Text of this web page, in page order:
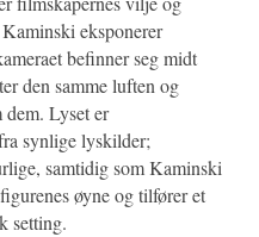
eksponerer
befinner seg midt
den samme luften og
dem. Lyset er
synlige lyskilder;
samtidig som Kaminski
øyne og tilfører et
setting.